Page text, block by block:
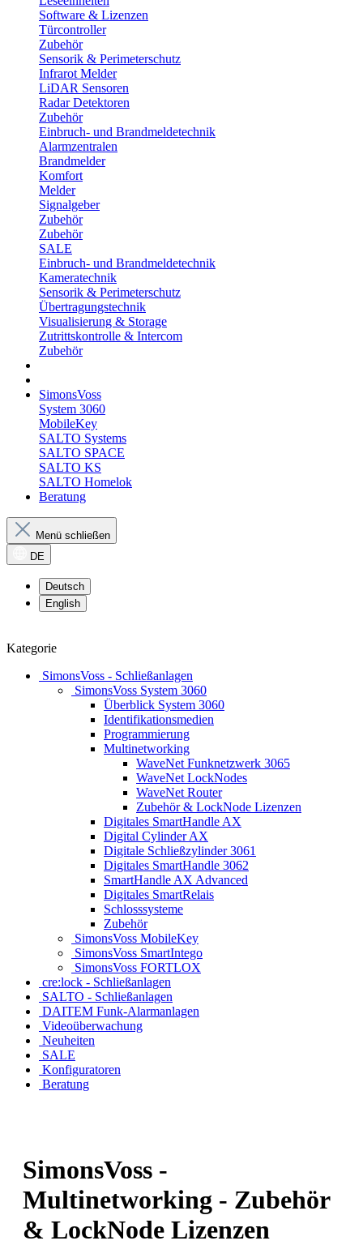
Software & Lizenzen
Türcontroller
Zubehör
Sensorik & Perimeterschutz
Infrarot Melder
LiDAR Sensoren
Radar Detektoren
Zubehör
Einbruch- und Brandmeldetechnik
Alarmzentralen
Brandmelder
Komfort
Melder
Signalgeber
Zubehör
Zubehör
SALE
Einbruch- und Brandmeldetechnik
Kameratechnik
Sensorik & Perimeterschutz
Übertragungstechnik
Visualisierung & Storage
Zutrittskontrolle & Intercom
Zubehör
SimonsVoss
System 3060
MobileKey
SALTO Systems
SALTO SPACE
SALTO KS
SALTO Homelok
Beratung
Menü schließen
DE
Deutsch
English
Kategorie
SimonsVoss - Schließanlagen
SimonsVoss System 3060
Überblick System 3060
Identifikationsmedien
Programmierung
Multinetworking
WaveNet Funknetzwerk 3065
WaveNet LockNodes
WaveNet Router
Zubehör & LockNode Lizenzen
Digitales SmartHandle AX
Digital Cylinder AX
Digitale Schließzylinder 3061
Digitales SmartHandle 3062
SmartHandle AX Advanced
Digitales SmartRelais
Schlosssysteme
Zubehör
SimonsVoss MobileKey
SimonsVoss SmartIntego
SimonsVoss FORTLOX
cre:lock - Schließanlagen
SALTO - Schließanlagen
DAITEM Funk-Alarmanlagen
Videoüberwachung
Neuheiten
SALE
Konfiguratoren
Beratung
SimonsVoss -
Multinetworking - Zubehör
& LockNode Lizenzen